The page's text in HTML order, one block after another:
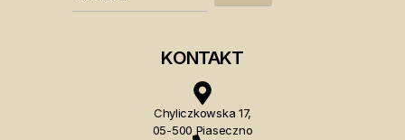
KONTAKT
Chyliczkowska 17,
05-500 Piaseczno